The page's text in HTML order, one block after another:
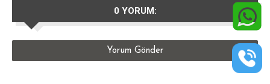
0 YORUM:
Yorum Gönder